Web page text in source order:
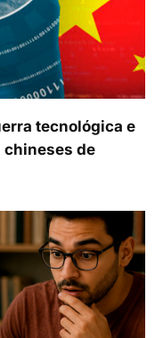
tecnológica e
chineses de